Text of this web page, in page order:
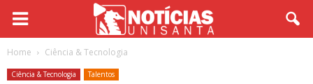
Home Ciência & Tecnologia
Ciência & Tecnologia Talentos